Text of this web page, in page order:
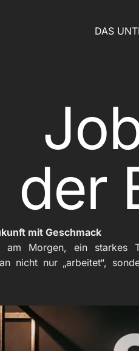
DAS
der
mit Geschmack
am Morgen, ein starkes
nicht nur „arbeitet“,